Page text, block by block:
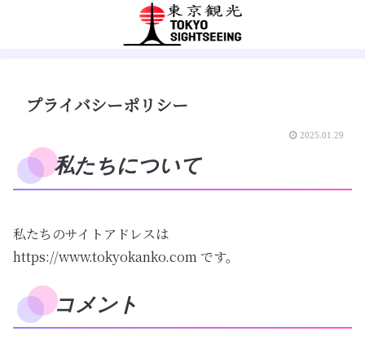
プライバシーポリシー
2025.01.29
私たちについて
私たちのサイトアドレスは
https://www.tokyokanko.com です。
コメント